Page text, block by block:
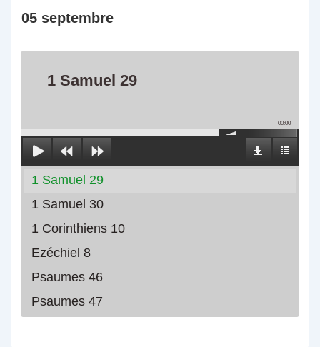
05 septembre
1 Samuel 29
00:00
1 Samuel 29
1 Samuel 30
1 Corinthiens 10
Ezéchiel 8
Psaumes 46
Psaumes 47